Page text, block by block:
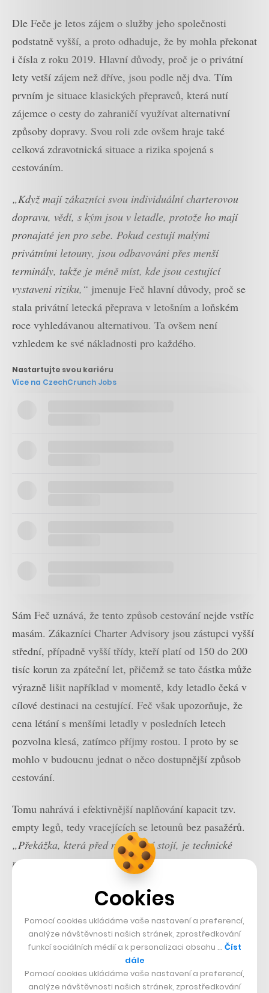
Dle Feče je letos zájem o služby jeho společnosti
podstatně vyšší, a proto odhaduje, že by mohla překonat
i čísla z roku 2019. Hlavní důvody, proč je o privátní
lety vetší zájem než dříve, jsou podle něj dva. Tím
prvním je situace klasických přepravců, která nutí
zájemce o cesty do zahraničí využívat alternativní
způsoby dopravy. Svou roli zde ovšem hraje také
celková zdravotnická situace a rizika spojená s
cestováním.
„Když mají zákazníci svou individuální charterovou
dopravu, vědí, s kým jsou v letadle, protože ho mají
pronajaté jen pro sebe. Pokud cestují malými
privátními letouny, jsou odbavováni přes menší
terminály, takže je méně míst, kde jsou cestující
vystaveni riziku,“ jmenuje Feč hlavní důvody, proč se
stala privátní letecká přeprava v letošním a loňském
roce vyhledávanou alternativou. Ta ovšem není
vzhledem ke své nákladnosti pro každého.
Nastartujte svou kariéru
Více na CzechCrunch Jobs
Sám Feč uznává, že tento způsob cestování nejde vstříc
masám. Zákazníci Charter Advisory jsou zástupci vyšší
střední, případně vyšší třídy, kteří platí od 150 do 200
tisíc korun za zpáteční let, přičemž se tato částka může
výrazně lišit například v momentě, kdy letadlo čeká v
cílové destinaci na cestující. Feč však upozorňuje, že
cena létání s menšími letadly v posledních letech
pozvolna klesá, zatímco příjmy rostou. I proto by se
mohlo v budoucnu jednat o něco dostupnější způsob
cestování.
Tomu nahrává i efektivnější naplňování kapacit tzv.
empty legů, tedy vracejících se letounů bez pasažérů.
„Překážka, která před námi nyní stojí, je technické
rozhraní. Pokud bude padesát provozovatelů nabízet
empty legy pouze vlastní cestou, tak distribuční cesta k
zákazníkovi je podstatně komplikovanější, než pokud
bychom to agregovali na jedno společné místo,“říká
Feč, podle kterého mohou být ceny letů v prázdných
letadlech nižší o 50 i více procent.
Navíc upozorňuje, že se v poslední době začínají
Cookies
Pomocí cookies ukládáme vaše nastavení a preferencí,
analýze návštěvnosti našich stránek, zprostředkování
funkcí sociálních médií a k personalizaci obsahu … Číst
dále
Pomocí cookies ukládáme vaše nastavení a preferencí,
analýze návštěvnosti našich stránek, zprostředkování